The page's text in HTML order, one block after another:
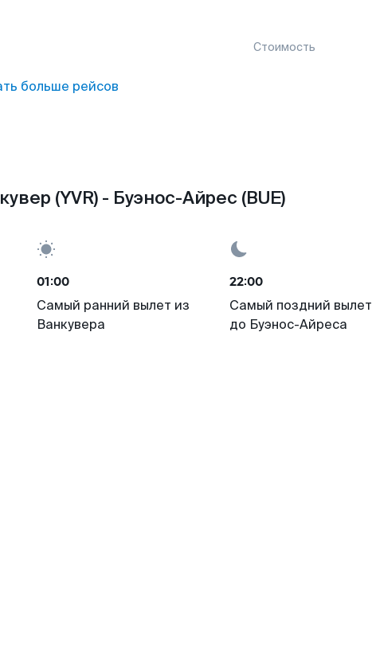
Стоимость
больше рейсов
(YVR) - Буэнос-Айрес (BUE)
01:00
Самый ранний вылет из
Ванкувера
22:00
Самый поздний вылет
до Буэнос-Айреса